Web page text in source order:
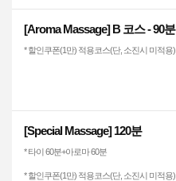
[Aroma Massage] B 코스 - 90분
* 할인쿠폰(1만) 적용코스(단, 소진시 미적용)
[Special Massage] 120분
* 타이 60분+아로마 60분
* 할인쿠폰(1만) 적용코스(단, 소진시 미적용)